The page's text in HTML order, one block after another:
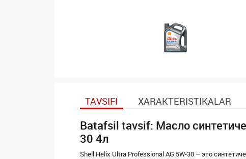
TAVSIFI XARAKTERISTIKALAR
Batafsil tavsif: Масло
30 4л
Shell Helix Ultra Professional AG 5W-30 – это